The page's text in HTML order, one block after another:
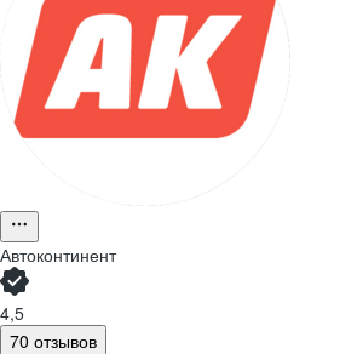
Автоконтинент
4,5
70 отзывов